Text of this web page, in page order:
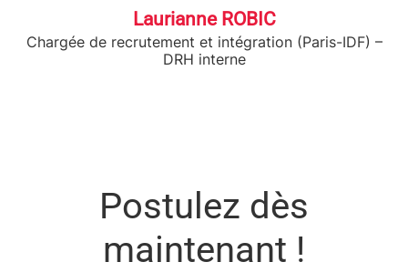
Laurianne ROBIC
Chargée de recrutement et intégration (Paris-IDF) –
DRH interne
Postulez dès
maintenant !